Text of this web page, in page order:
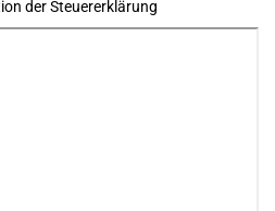
der Steuererklärung